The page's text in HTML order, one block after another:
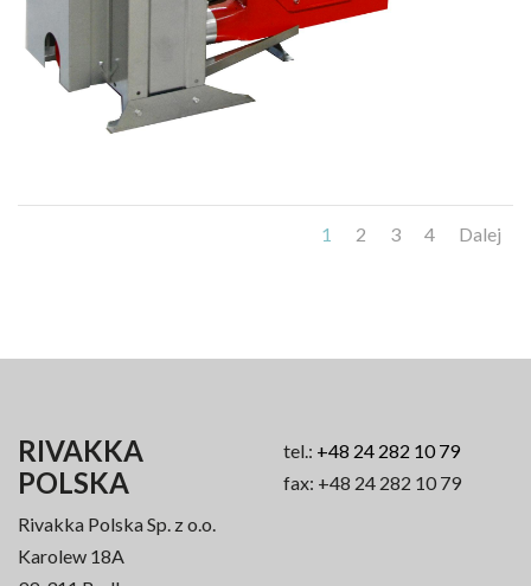
1 2 3 4 Dalej
RIVAKKA
POLSKA
Rivakka Polska Sp. z o.o.
Karolew 18A
tel.: +48 24 282 10 79
fax: +48 24 282 10 79